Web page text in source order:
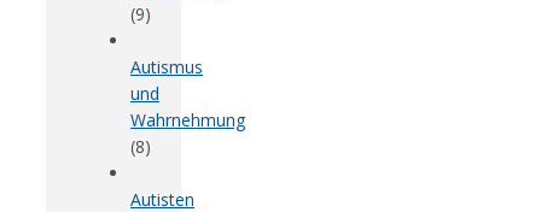
(9)
Autismus
und
Wahrnehmung
(8)
Autisten